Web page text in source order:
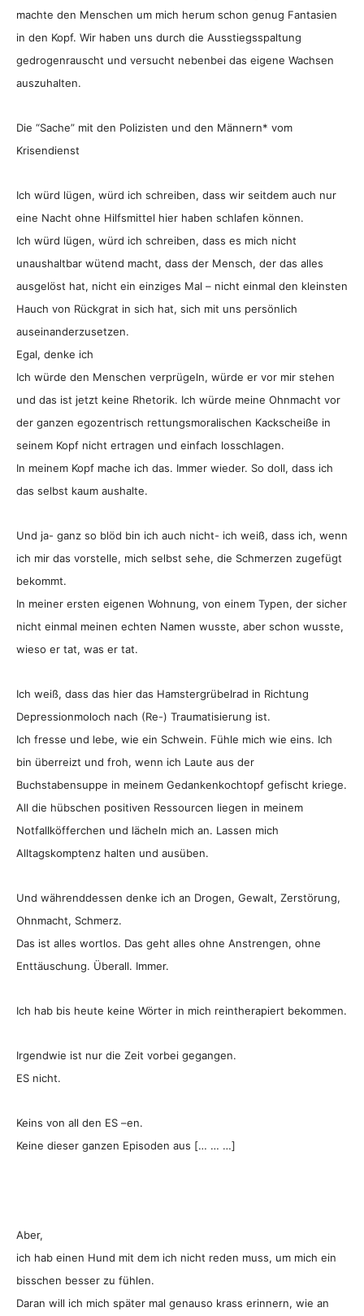
machte den Menschen um mich herum schon genug Fantasien
in den Kopf. Wir haben uns durch die Ausstiegsspaltung
gedrogenrauscht und versucht nebenbei das eigene Wachsen
auszuhalten.
Die “Sache” mit den Polizisten und den Männern* vom
Krisendienst
Ich würd lügen, würd ich schreiben, dass wir seitdem auch nur
eine Nacht ohne Hilfsmittel hier haben schlafen können.
Ich würd lügen, würd ich schreiben, dass es mich nicht
unaushaltbar wütend macht, dass der Mensch, der das alles
ausgelöst hat, nicht ein einziges Mal – nicht einmal den kleinsten
Hauch von Rückgrat in sich hat, sich mit uns persönlich
auseinanderzusetzen.
Egal, denke ich
Ich würde den Menschen verprügeln, würde er vor mir stehen
und das ist jetzt keine Rhetorik. Ich würde meine Ohnmacht vor
der ganzen egozentrisch rettungsmoralischen Kackscheiße in
seinem Kopf nicht ertragen und einfach losschlagen.
In meinem Kopf mache ich das. Immer wieder. So doll, dass ich
das selbst kaum aushalte.
Und ja- ganz so blöd bin ich auch nicht- ich weiß, dass ich, wenn
ich mir das vorstelle, mich selbst sehe, die Schmerzen zugefügt
bekommt.
In meiner ersten eigenen Wohnung, von einem Typen, der sicher
nicht einmal meinen echten Namen wusste, aber schon wusste,
wieso er tat, was er tat.
Ich weiß, dass das hier das Hamstergrübelrad in Richtung
Depressionmoloch nach (Re-) Traumatisierung ist.
Ich fresse und lebe, wie ein Schwein. Fühle mich wie eins. Ich
bin überreizt und froh, wenn ich Laute aus der
Buchstabensuppe in meinem Gedankenkochtopf gefischt kriege.
All die hübschen positiven Ressourcen liegen in meinem
Notfallköfferchen und lächeln mich an. Lassen mich
Alltagskomptenz halten und ausüben.
Und währenddessen denke ich an Drogen, Gewalt, Zerstörung,
Ohnmacht, Schmerz.
Das ist alles wortlos. Das geht alles ohne Anstrengen, ohne
Enttäuschung. Überall. Immer.
Ich hab bis heute keine Wörter in mich reintherapiert bekommen.
Irgendwie ist nur die Zeit vorbei gegangen.
ES nicht.
Keins von all den ES –en.
Keine dieser ganzen Episoden aus [… … …]
Aber,
ich hab einen Hund mit dem ich nicht reden muss, um mich ein
bisschen besser zu fühlen.
Daran will ich mich später mal genauso krass erinnern, wie an